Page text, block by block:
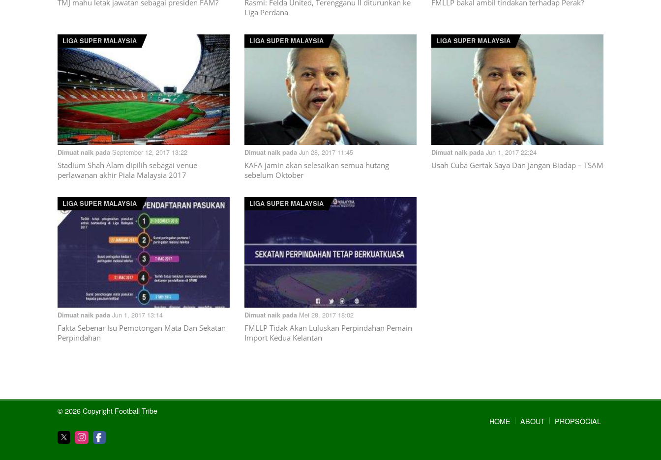
TMJ mahu letak jawatan sebagai presiden FAM?
Rasmi: Felda United, Terengganu II diturunkan ke
Liga Perdana
FMLLP bakal ambil tindakan terhadap Perak?
LIGA SUPER MALAYSIA
Dimuat naik pada September 12, 2017 13:22
Stadium Shah Alam dipilih sebagai venue
perlawanan akhir Piala Malaysia 2017
LIGA SUPER MALAYSIA
Dimuat naik pada Jun 28, 2017 11:45
KAFA jamin akan selesaikan semua hutang
sebelum Oktober
LIGA SUPER MALAYSIA
Dimuat naik pada Jun 1, 2017 22:24
Usah Cuba Gertak Saya Dan Jangan Biadap – TSAM
LIGA SUPER MALAYSIA
Dimuat naik pada Jun 1, 2017 13:14
Fakta Sebenar Isu Pemotongan Mata Dan Sekatan
Perpindahan
LIGA SUPER MALAYSIA
Dimuat naik pada Mei 28, 2017 18:02
FMLLP Tidak Akan Luluskan Perpindahan Pemain
Import Kedua Kelantan
© 2026 Copyright Football Tribe
HOME
ABOUT PROPSOCIAL